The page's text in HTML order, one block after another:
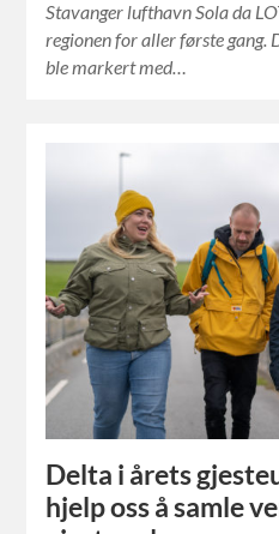
Stavanger lufthavn Sola da
regionen for aller første gang.
ble markert med…
Delta i årets
hjelp oss å samle